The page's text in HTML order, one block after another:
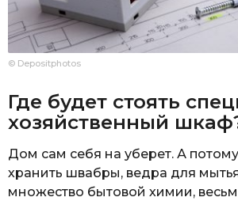
© Depositphotos
Где будет стоять
хозяйственный
Дом сам себя на уберет. А
хранить швабры, ведра для
множество бытовой химии,